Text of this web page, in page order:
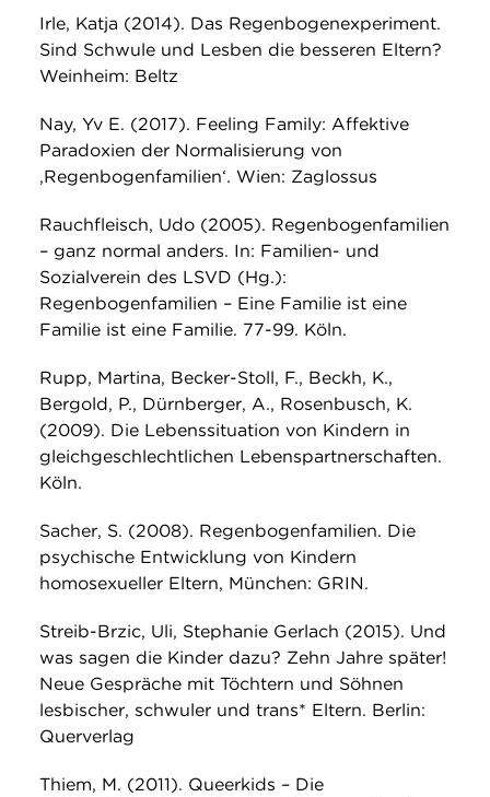
Irle, Katja (2014). Das Regenbogenexperiment.
Sind Schwule und Lesben die besseren Eltern?
Weinheim: Beltz
Nay, Yv E. (2017). Feeling Family: Affektive
Paradoxien der Normalisierung von
‚Regenbogenfamilien‘. Wien: Zaglossus
Rauchfleisch, Udo (2005). Regenbogenfamilien
– ganz normal anders. In: Familien- und
Sozialverein des LSVD (Hg.):
Regenbogenfamilien – Eine Familie ist eine
Familie ist eine Familie. 77-99. Köln.
Rupp, Martina, Becker-Stoll, F., Beckh, K.,
Bergold, P., Dürnberger, A., Rosenbusch, K.
(2009). Die Lebenssituation von Kindern in
gleichgeschlechtlichen Lebenspartnerschaften.
Köln.
Sacher, S. (2008). Regenbogenfamilien. Die
psychische Entwicklung von Kindern
homosexueller Eltern, München: GRIN.
Streib-Brzic, Uli, Stephanie Gerlach (2015). Und
was sagen die Kinder dazu? Zehn Jahre später!
Neue Gespräche mit Töchtern und Söhnen
lesbischer, schwuler und trans* Eltern. Berlin:
Querverlag
Thiem, M. (2011). Queerkids – Die